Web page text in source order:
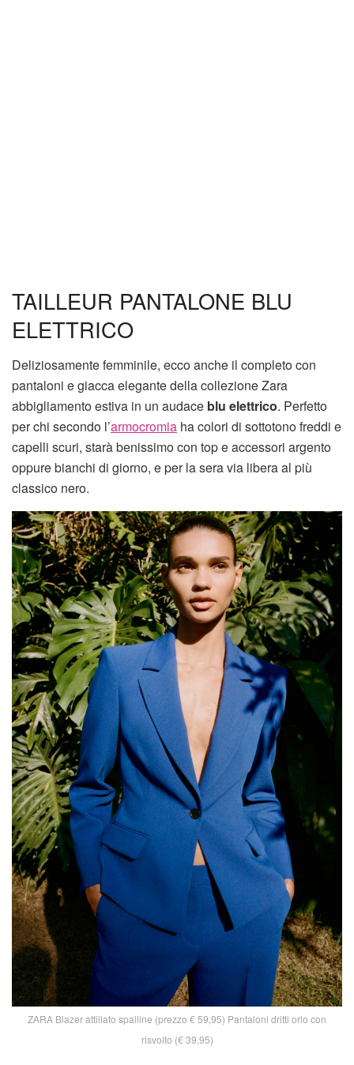
TAILLEUR PANTALONE BLU
ELETTRICO
Deliziosamente femminile, ecco anche il completo con
pantaloni e giacca elegante della collezione Zara
abbigliamento estiva in un audace blu elettrico. Perfetto
per chi secondo l’armocromia ha colori di sottotono freddi e
capelli scuri, starà benissimo con top e accessori argento
oppure bianchi di giorno, e per la sera via libera al più
classico nero.
ZARA Blazer attillato spalline (prezzo € 59,95) Pantaloni dritti orlo con
risvolto (€ 39,95)